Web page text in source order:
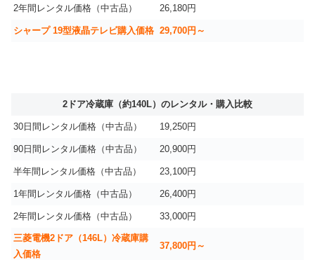
2年間レンタル価格（中古品） 26,180円
シャープ 19型液晶テレビ購入価格 29,700円～
2ドア冷蔵庫（約140L）のレンタル・購入比較
30日間レンタル価格（中古品） 19,250円
90日間レンタル価格（中古品） 20,900円
半年間レンタル価格（中古品） 23,100円
1年間レンタル価格（中古品） 26,400円
2年間レンタル価格（中古品） 33,000円
三菱電機2ドア（146L）冷蔵庫購
入価格
37,800円～